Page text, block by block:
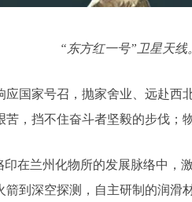
“东方红一号”卫星天线
国家号召，抛家舍业、远赴
，挡不住奋斗者坚毅的步伐；
在兰州化物所的发展脉络中
到深空探测，自主研制的润